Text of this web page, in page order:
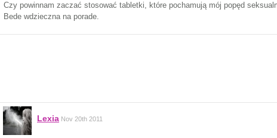
Czy powinnam zaczać stosować tabletki, które pochamują mój popęd
Bede wdzieczna na porade.
Lexia Nov 20th 2011